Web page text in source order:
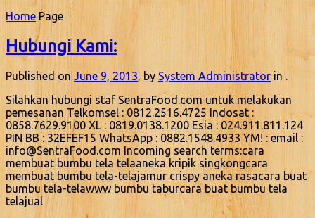
Home Page
Hubungi Kami:
Published on June 9, 2013, by System Administrator in .
Silahkan hubungi staf SentraFood.com untuk melakukan
pemesanan Telkomsel : 0812.2516.4725 Indosat :
0858.7629.9100 XL : 0819.0138.1200 Esia : 024.911.811.124
PIN BB : 32EFEF15 WhatsApp : 0882.1548.4933 YM! : email :
info@SentraFood.com Incoming search terms:cara
membuat bumbu tela telaaneka kripik singkongcara
membuat bumbu tela-telajamur crispy aneka rasacara buat
bumbu tela-telawww bumbu taburcara buat bumbu tela
telajual